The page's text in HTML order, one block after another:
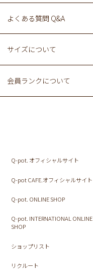
よくある質問 Q&A
サイズについて
会員ランクについて
Q-pot. オフィシャルサイト
Q-pot CAFE.オフィシャルサイト
Q-pot. ONLINE SHOP
Q-pot. INTERNATIONAL ONLINE
SHOP
ショップリスト
リクルート